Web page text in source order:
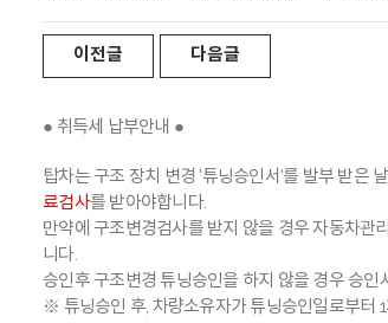
이전글 다음글
● 취득세 납부안내 ●
탑차는 구조 장치 변경 '튜닝승인서'를 발부 받은
료검사를 받아야합니다.
만약에 구조변경검사를 받지 않을 경우 자동차관
니다.
승인후 구조변경 튜닝승인을 하지 않을 경우 승
※ 튜닝승인 후, 차량소유자가 튜닝승인일로부터